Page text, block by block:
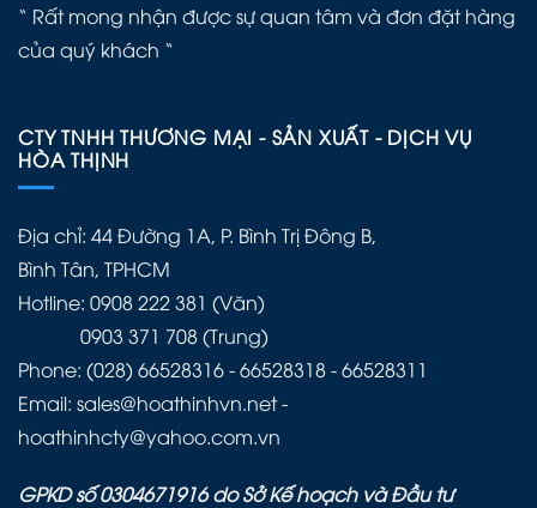
“ Rất mong nhận được sự quan tâm và đơn đặt hàng
của quý khách “
CTY TNHH THƯƠNG MẠI - SẢN XUẤT - DỊCH VỤ
HÒA THỊNH
Địa chỉ: 44 Đường 1A, P. Bình Trị Đông B,
Bình Tân, TPHCM
Hotline: 0908 222 381 (Văn)
0903 371 708 (Trung)
Phone: (028) 66528316 - 66528318 - 66528311
Email: sales@hoathinhvn.net -
hoathinhcty@yahoo.com.vn
GPKD số 0304671916 do Sở Kế hoạch và Đầu tư